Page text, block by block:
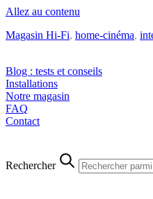
Allez au contenu
Magasin Hi-Fi, home-cinéma,
Blog : tests et conseils
Installations
Notre magasin
FAQ
Contact
Rechercher